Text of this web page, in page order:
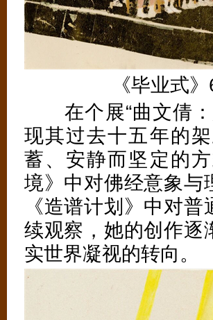
《毕业式》
在个展“曲文倩：
现其过去十五年的
蓄、安静而坚定的
境》中对佛经意象与
《造谱计划》中对
续观察，她的创作逐
实世界凝视的转向。